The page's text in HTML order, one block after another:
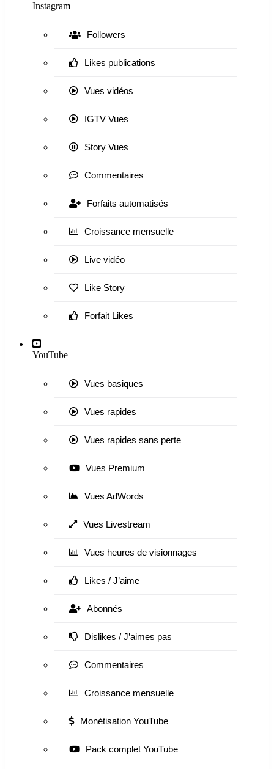
Instagram
Followers
Likes publications
Vues vidéos
IGTV Vues
Story Vues
Commentaires
Forfaits automatisés
Croissance mensuelle
Live vidéo
Like Story
Forfait Likes
YouTube
Vues basiques
Vues rapides
Vues rapides sans perte
Vues Premium
Vues AdWords
Vues Livestream
Vues heures de visionnages
Likes / J’aime
Abonnés
Dislikes / J’aimes pas
Commentaires
Croissance mensuelle
Monétisation YouTube
Pack complet YouTube